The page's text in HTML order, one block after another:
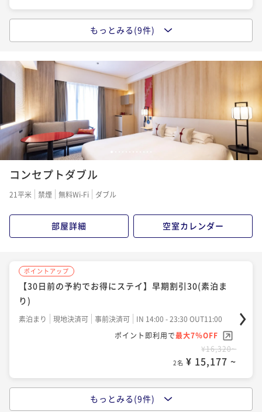
【30日前の予約でお得にステイ】早期割引30(素泊ま
り)
現地決済可 事前決済可
IN 14:00 - 23:30 OUT11:00
ポイント即利用で
¥12,240~
¥ 11,383 ~
ポイントアップ
【90日前の予約でお得にステイ】早期割引90(素泊ま
り)
ポイント即利用で最大7％OFF
¥17,640~
ポイントアップ
【レギュラーレート】朝食付
朝食付き 現地決済可 事前決済可
IN 14:00 - 26:00 OUT11:00
ポイント即利用で最大7％OFF
¥18,600~
2名 ¥ 17,298 ~
もっとみる(9件)
コンセプトダブル
21平米 禁煙 無料Wi-Fi ダブル
部屋詳細 空室カレンダー
ポイントアップ
【30日前の予約でお得にステイ】早期割引30(素泊ま
り)
素泊まり 現地決済可 事前決済可
IN 14:00 - 23:30 OUT11:00
ポイント即利用で最大7％OFF
¥16,320~
2名 ¥ 15,177 ~
もっとみる(9件)